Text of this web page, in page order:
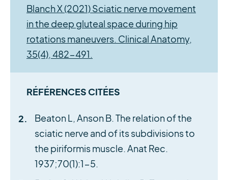
Blanch X (2021) Sciatic nerve movement
in the deep gluteal space during hip
rotations maneuvers. Clinical Anatomy,
35(4), 482-491.
RÉFÉRENCES CITÉES
Beaton L, Anson B. The relation of the
sciatic nerve and of its subdivisions to
the piriformis muscle. Anat Rec.
1937;70(1):1-5.